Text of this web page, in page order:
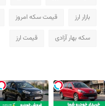
بازار ارز قیمت سکه امروز
سکه بهار آزادی قیمت ارز